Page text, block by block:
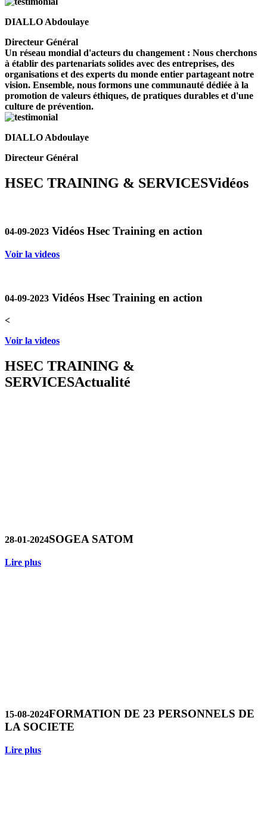
DIALLO Abdoulaye
Directeur Général
Un réseau mondial d'acteurs du changement : Nous cherchons
à établir des partenariats solides avec des entreprises, des
organisations et des experts du monde entier partageant notre
vision. Ensemble, nous formons une communauté dédiée à la
promotion de valeurs éthiques, de pratiques durables et d'une
culture de prévention.
DIALLO Abdoulaye
Directeur Général
HSEC TRAINING & SERVICESVidéos
04-09-2023 Vidéos Hsec Training en action
Voir la videos
04-09-2023 Vidéos Hsec Training en action
<
Voir la videos
HSEC TRAINING &
SERVICESActualité
28-01-2024SOGEA SATOM
Lire plus
15-08-2024FORMATION DE 23 PERSONNELS DE
LA SOCIETE
Lire plus